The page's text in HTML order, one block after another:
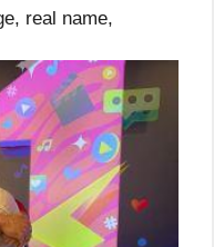
real name,